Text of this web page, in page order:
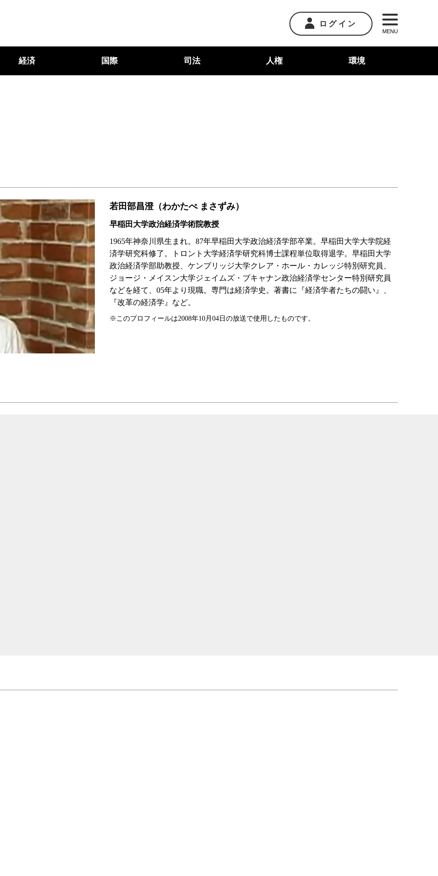
ログイン
MENU
経済 国際 司法 人権 環境
若田部昌澄（わかたべ まさずみ）
早稲田大学政治経済学術院教授
1965年神奈川県生まれ。87年早稲田大学政治経済学部卒業。早稲田大学大学院経
済学研究科修了。トロント大学経済学研究科博士課程単位取得退学。早稲田大学
政治経済学部助教授、ケンブリッジ大学クレア・ホール・カレッジ特別研究員、
ジョージ・メイスン大学ジェイムズ・ブキャナン政治経済学センター特別研究員
などを経て、05年より現職。専門は経済学史。著書に『経済学者たちの闘い』、
『改革の経済学』など。
※このプロフィールは2008年10月04日の放送で使用したものです。